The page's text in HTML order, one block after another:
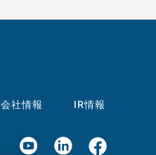
会社情報 IR情報